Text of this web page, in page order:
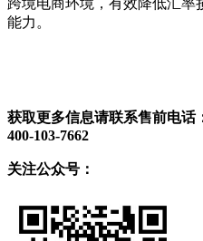
跨境电商环境，有效降低汇率
能力。
获取更多信息请联系售前电话
400-103-7662
关注公众号：